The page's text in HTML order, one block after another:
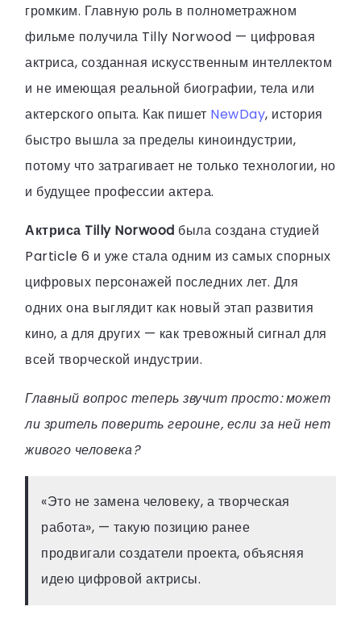
громким. Главную роль в полнометражном
фильме получила Tilly Norwood — цифровая
актриса, созданная искусственным интеллектом
и не имеющая реальной биографии, тела или
актерского опыта. Как пишет NewDay, история
быстро вышла за пределы киноиндустрии,
потому что затрагивает не только технологии, но
и будущее профессии актера.
Актриса Tilly Norwood была создана студией
Particle 6 и уже стала одним из самых спорных
цифровых персонажей последних лет. Для
одних она выглядит как новый этап развития
кино, а для других — как тревожный сигнал для
всей творческой индустрии.
Главный вопрос теперь звучит просто: может
ли зритель поверить героине, если за ней нет
живого человека?
«Это не замена человеку, а творческая
работа», — такую позицию ранее
продвигали создатели проекта, объясняя
идею цифровой актрисы.